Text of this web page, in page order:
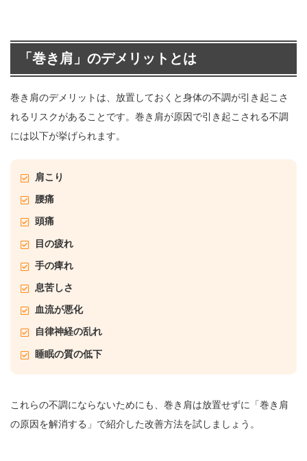
「巻き肩」のデメリットとは
巻き肩のデメリットは、放置しておくと身体の不調が引き起こさ
れるリスクがあることです。巻き肩が原因で引き起こされる不調
には以下が挙げられます。
肩こり
腰痛
頭痛
目の疲れ
手の痺れ
息苦しさ
血流が悪化
自律神経の乱れ
睡眠の質の低下
これらの不調にならないためにも、巻き肩は放置せずに「巻き肩
の原因を解消する」で紹介した改善方法を試しましょう。